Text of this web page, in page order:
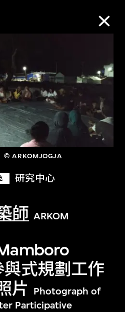
© ARKOMJOGJA
研究中心
師 ARKOM
式規劃工作
片 Photograph of
Participative
品
搜索
十及二十一世纪视觉